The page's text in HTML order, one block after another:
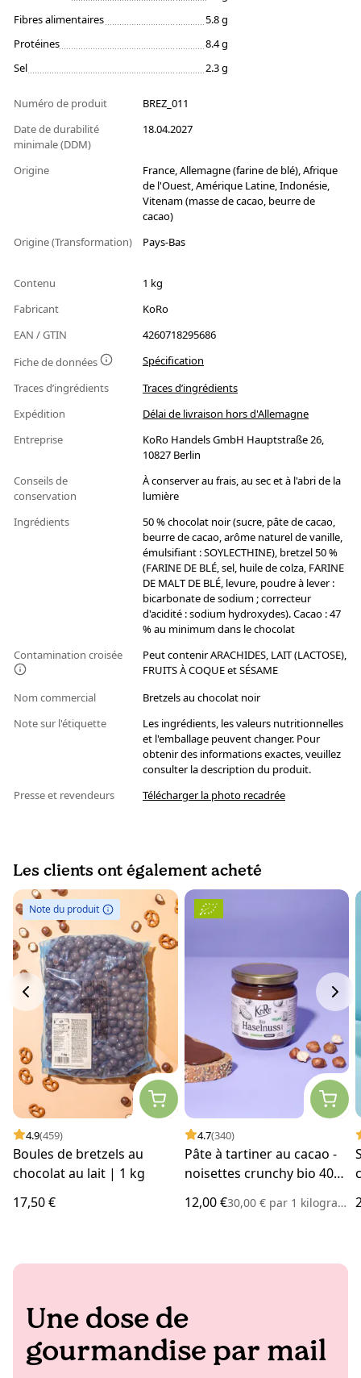
Fibres alimentaires
5.8 g
Protéines
8.4 g
Sel
2.3 g
Numéro de produit
BREZ_011
Date de durabilité
minimale (DDM)
18.04.2027
Origine
France, Allemagne (farine de blé), Afrique
de l'Ouest, Amérique Latine, Indonésie,
Vitenam (masse de cacao, beurre de
cacao)
Origine (Transformation)
Pays-Bas
Contenu
1 kg
Fabricant
KoRo
EAN / GTIN
4260718295686
Fiche de données
Spécification
Traces d’ingrédients
Traces d’ingrédients
Expédition
Délai de livraison hors d'Allemagne
Entreprise
KoRo Handels GmbH Hauptstraße 26,
10827 Berlin
Conseils de
conservation
À conserver au frais, au sec et à l'abri de la
lumière
Ingrédients
50 % chocolat noir (sucre, pâte de cacao,
beurre de cacao, arôme naturel de vanille,
émulsifiant : SOYLECTHINE), bretzel 50 %
(FARINE DE BLÉ, sel, huile de colza, FARINE
DE MALT DE BLÉ, levure, poudre à lever :
bicarbonate de sodium ; correcteur
d'acidité : sodium hydroxydes). Cacao : 47
% au minimum dans le chocolat
Contamination croisée
Peut contenir ARACHIDES, LAIT (LACTOSE),
FRUITS À COQUE et SÉSAME
Nom commercial
Bretzels au chocolat noir
Note sur l'étiquette
Les ingrédients, les valeurs nutritionnelles
et l'emballage peuvent changer. Pour
obtenir des informations exactes, veuillez
consulter la description du produit.
Presse et revendeurs
Télécharger la photo recadrée
Les clients ont également acheté
Note du produit
4.9(459)
Boules de bretzels au
chocolat au lait | 1 kg
17,50 €
4.7(340)
Pâte à tartiner au cacao -
noisettes crunchy bio 400
12,00 €30,00 € par1 kilogramme
Une dose de
gourmandise par mail